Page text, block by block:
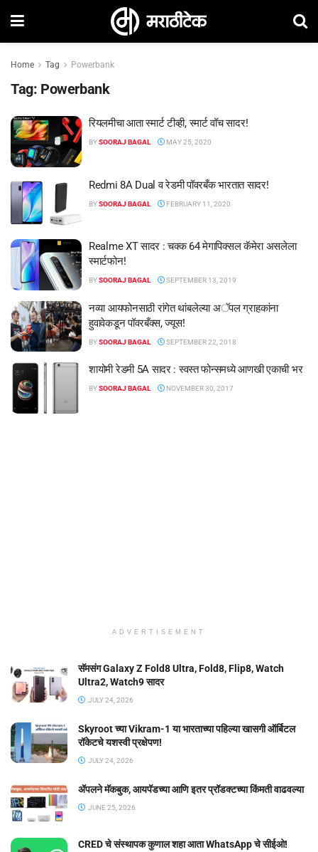
Home Tag Powerbank
Tag: Powerbank
रियलमीचा आता स्मार्ट टीव्ही, स्मार्ट वॉच सादर!
BYSOORAJ BAGAL MAY 25, 2020
Redmi 8A Dual व रेडमी पॉवरबँक भारतात सादर!
BYSOORAJ BAGAL FEBRUARY 11, 2020
Realme XT सादर : चक्क 64 मेगापिक्सल कॅमेरा असलेला
स्मार्टफोन!
BYSOORAJ BAGAL SEPTEMBER 13, 2019
नव्या आयफोनसाठी रांगेत थांबलेल्या अॅपल ग्राहकांना
हुवावेकडून पॉवरबँक्स, ज्यूस!
BYSOORAJ BAGAL SEPTEMBER 22, 2018
शायोमी रेडमी 5A सादर : स्वस्त फोन्समध्ये आणखी एकाची भर
BYSOORAJ BAGAL NOVEMBER 30, 2017
ADVERTISEMENT
सॅमसंग Galaxy Z Fold8 Ultra, Fold8, Flip8, Watch
Ultra2, Watch9 सादर
JULY 24, 2026
Skyroot च्या Vikram-1 या भारताच्या पहिल्या खासगी ऑर्बिटल
रॉकेटचे यशस्वी प्रक्षेपण!
JULY 24, 2026
ॲपलने मॅकबुक, आयपॅडच्या आणि इतर प्रॉडक्टच्या किंमती वाढवल्या
JUNE 25, 2026
CRED चे संस्थापक कुणाल शहा आता WhatsApp चे सीईओ!